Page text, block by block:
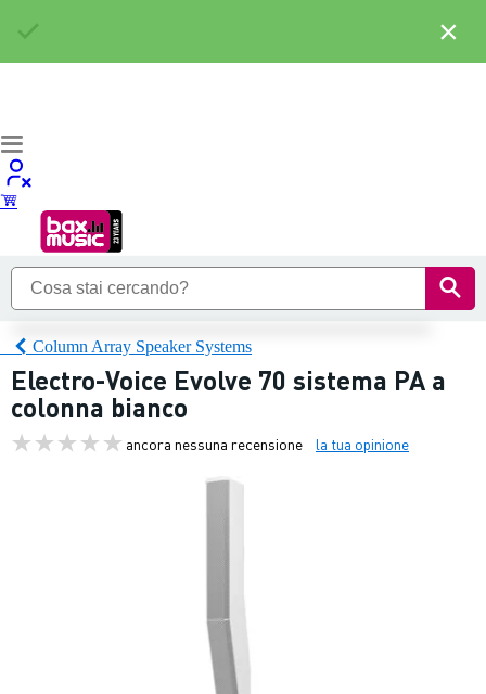
Column Array Speaker Systems
Electro-Voice Evolve 70 sistema PA a
colonna bianco
ancora nessuna recensione la tua opinione
×